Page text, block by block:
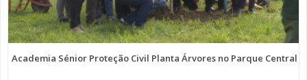
Academia Sénior Proteção Civil Planta Árvores no Parque Central